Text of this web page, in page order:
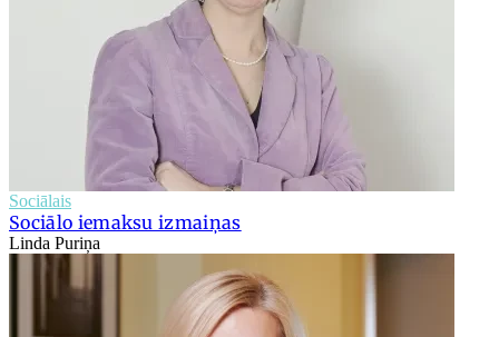
Sociālais
Sociālo iemaksu izmaiņas
Linda Puriņa